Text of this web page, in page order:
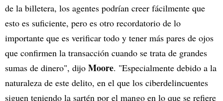
de la billetera, los agentes podrían creer fácilmente que
esto es suficiente, pero es otro recordatorio de lo
importante que es verificar todo y tener más pares de ojos
que confirmen la transacción cuando se trata de grandes
sumas de dinero", dijo Moore. "Especialmente debido a la
naturaleza de este delito, en el que los ciberdelincuentes
siguen teniendo la sartén por el mango en lo que se refiere